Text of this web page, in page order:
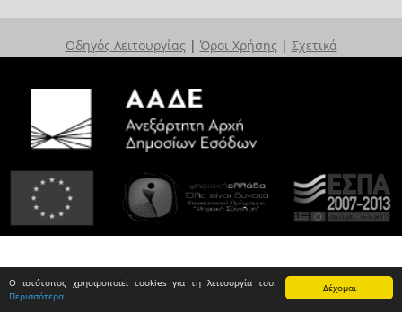
Δέχομαι
Ο ιστότοπος χρησιμοποιεί cookies για τη λειτουργία του.
Περισσότερα
Οδηγός Λειτουργίας | Όροι Χρήσης | Σχετικά